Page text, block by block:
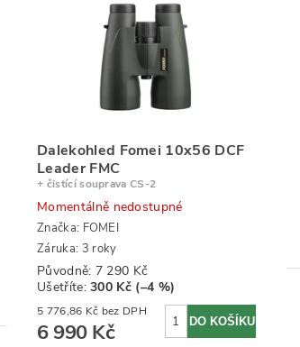
Dalekohled Fomei 10x56 DCF
Leader FMC
+ čistící souprava CS-2
Momentálně nedostupné
Značka: FOMEI
Záruka: 3 roky
Původně: 7 290 Kč
Ušetříte:300 Kč (–4 %)
5 776,86 Kč bez DPH
6 990 Kč